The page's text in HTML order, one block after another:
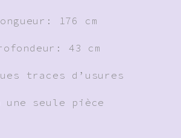
176 cm
43 cm
traces d’usures
une seule pièce